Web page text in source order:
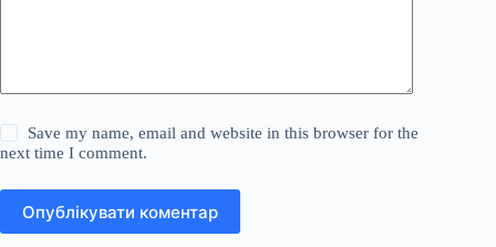
Save my name, email and website in this browser for the
next time I comment.
Опублікувати коментар